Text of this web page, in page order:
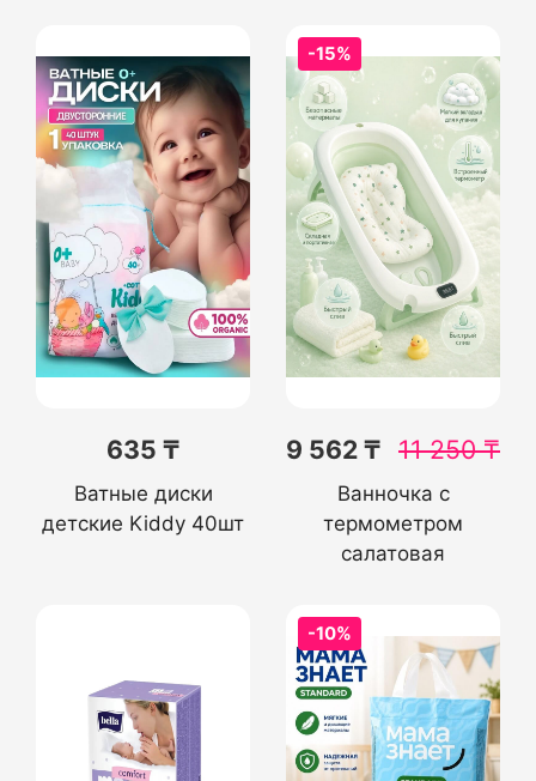
635 ₸
Ватные диски
детские Kiddy 40шт
-15%
9 562 ₸ 11 250₸
Ванночка с
термометром
салатовая
-10%